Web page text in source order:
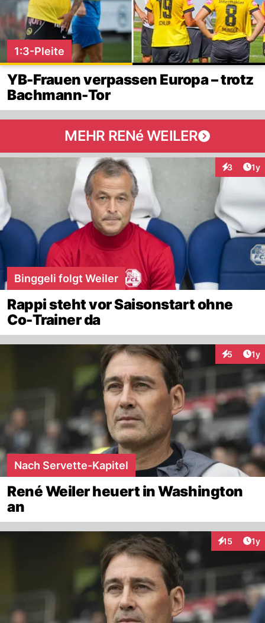
1:3-Pleite
YB-Frauen verpassen Europa – trotz
Bachmann-Tor
MEHR RENé WEILER
3 1y
Binggeli folgt Weiler
Rappi steht vor Saisonstart ohne
Co-Trainer da
5 1y
Nach Servette-Kapitel
René Weiler heuert in Washington
an
15 1y